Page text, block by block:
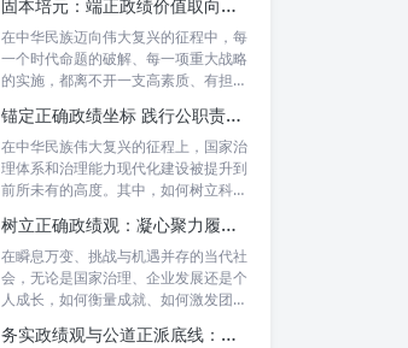
在中华民族迈向伟大复兴的征程中，每
一个时代命题的破解、每一项重大战略
的实施，都离不开一支高素质、有担当
锚定正确政绩坐标 践行公职责任担当：新时代国家治理的基石
在中华民族伟大复兴的征程上，国家治
理体系和治理能力现代化建设被提升到
前所未有的高度。其中，如何树立科学
树立正确政绩观：凝心聚力履职尽责的根本保障与实践路径
在瞬息万变、挑战与机遇并存的当代社
会，无论是国家治理、企业发展还是个
人成长，如何衡量成就、如何激发团队
务实政绩观与公道正派底线：新时代干部担当作为的“压舱石”